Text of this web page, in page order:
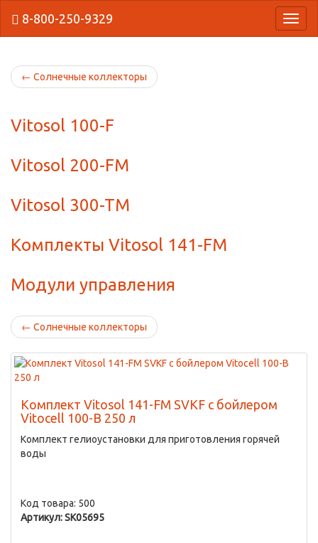
8-800-250-9329
← Солнечные коллекторы
Vitosol 100-F
Vitosol 200-FM
Vitosol 300-TM
Комплекты Vitosol 141-FM
Модули управления
← Солнечные коллекторы
Комплект Vitosol 141-FM SVKF с бойлером
Vitocell 100-B 250 л
Комплект гелиоустановки для приготовления горячей
воды
Код товара: 500
Артикул: SK05695